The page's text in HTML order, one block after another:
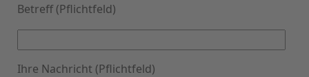
Betreff (Pflichtfeld)
Ihre Nachricht (Pflichtfeld)